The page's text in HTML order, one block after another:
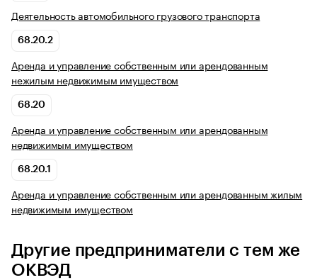
Деятельность автомобильного грузового транспорта
68.20.2
Аренда и управление собственным или арендованным
нежилым недвижимым имуществом
68.20
Аренда и управление собственным или арендованным
недвижимым имуществом
68.20.1
Аренда и управление собственным или арендованным жилым
недвижимым имуществом
Другие предприниматели с тем же
ОКВЭД